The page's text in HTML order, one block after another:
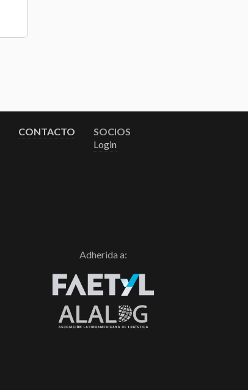
CONTACTO
SOCIOS
Login
Adherida a: